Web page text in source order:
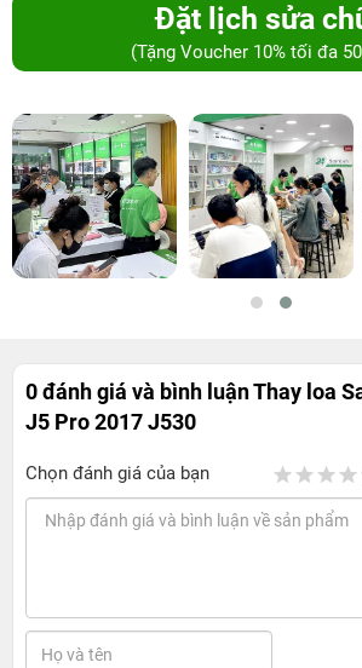
Đặt lịch sửa
(Tặng Voucher 10% tối đa
0 đánh giá và bình luậnThay loa
J5 Pro 2017 J530
Chọn đánh giá của bạn